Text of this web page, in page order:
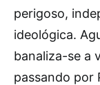
perigoso,
ideológica.
banaliza-se a
passando por